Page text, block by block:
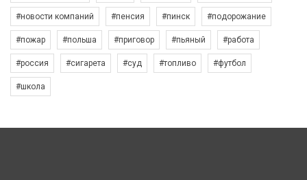
#новости компаний #пенсия #пинск #подорожание
#пожар #польша #приговор #пьяный #работа
#россия #сигарета #суд #топливо #футбол
#школа